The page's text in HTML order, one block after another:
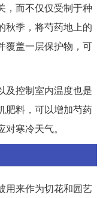
，而不仅仅受制于种
秋季，将芍药地上的
覆盖一层保护物，可
及控制室内温度也是
肥料，可以增加芍药
寒冷天气。
用来作为切花和园艺